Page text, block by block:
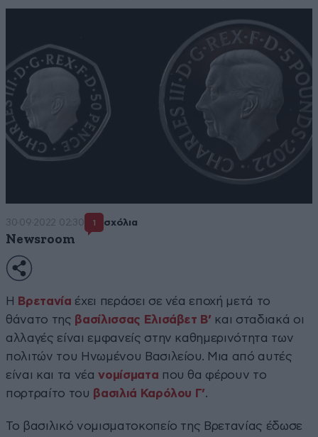
30·09·2022 02:30 1 σχόλια
Newsroom
Η Βρετανία έχει περάσει σε νέα εποχή μετά το
θάνατο της βασίλισσας Ελισάβετ Β’ και σταδιακά οι
αλλαγές είναι εμφανείς στην καθημερινότητα των
πολιτών του Ηνωμένου Βασιλείου. Μια από αυτές
είναι και τα νέανομίσματα που θα φέρουν το
πορτραίτο του βασιλιά Καρόλου Γ’.
Το βασιλικό νομισματοκοπείο της Βρετανίας έδωσε